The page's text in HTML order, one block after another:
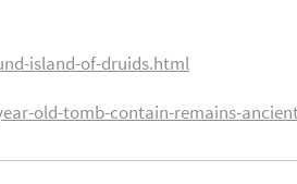
island-of-druids.html
old-tomb-contain-remains-